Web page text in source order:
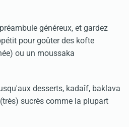
généreux, et gardez
pour goûter des kofte
ou un moussaka
desserts, kadaîf, baklava
sucrès comme la plupart